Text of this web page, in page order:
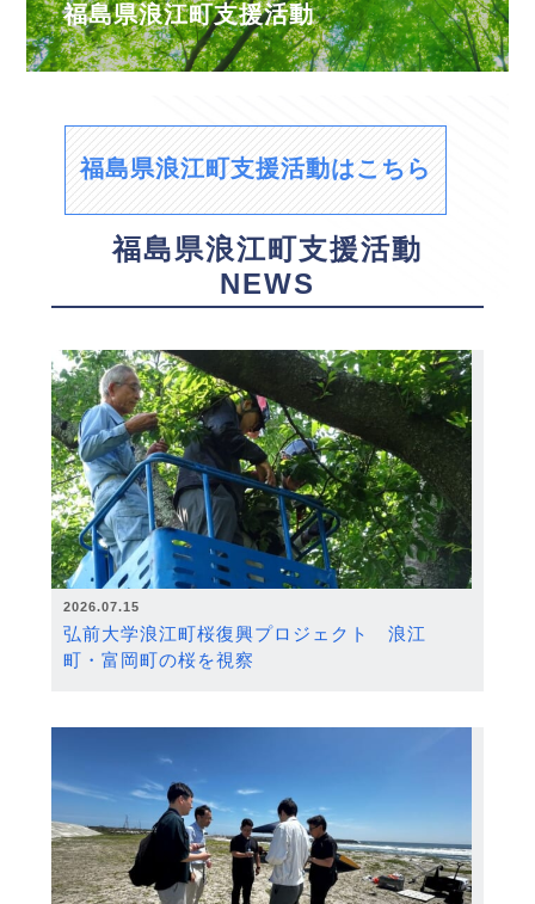
福島県浪江町支援活動
福島県浪江町支援活動はこちら
福島県浪江町支援活動
NEWS
2026.07.15
弘前大学浪江町桜復興プロジェクト 浪江
町・富岡町の桜を視察